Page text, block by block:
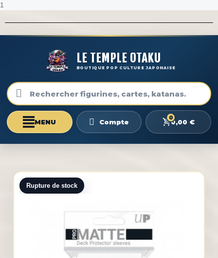
1
LE TEMPLE OTAKU
BOUTIQUE POP CULTURE JAPONAISE
Compte
0
0,00 €
Rupture de stock